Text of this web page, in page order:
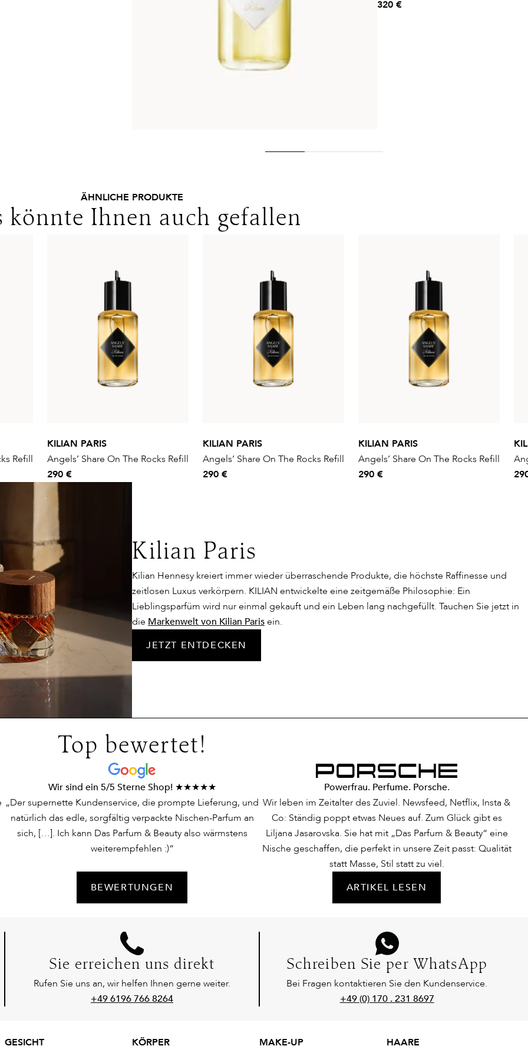
320 €
ÄHNLICHE PRODUKTE
könnte Ihnen auch gefallen
Refill
KILIAN PARIS
Angels’ Share On The Rocks Refill
290 €
KILIAN PARIS
Angels’ Share On The Rocks Refill
290 €
KILIAN PARIS
Angels’ Share On The Rocks Refill
290 €
Kilian Paris
Kilian Hennesy kreiert immer wieder überraschende Produkte, die höchste Raffinesse und
zeitlosen Luxus verkörpern. KILIAN entwickelte eine zeitgemäße Philosophie: Ein
Lieblingsparfüm wird nur einmal gekauft und ein Leben lang nachgefüllt. Tauchen Sie jetzt in
die Markenwelt von Kilian Parisein.
JETZT ENTDECKEN
Top bewertet!
Wir sind ein 5/5 Sterne Shop! ★★★★★
„Der supernette Kundenservice, die prompte Lieferung, und
natürlich das edle, sorgfältig verpackte Nischen-Parfum an
sich, […]. Ich kann Das Parfum & Beauty also wärmstens
weiterempfehlen :)“
BEWERTUNGEN
Powerfrau. Perfume. Porsche.
Wir leben im Zeitalter des Zuviel. Newsfeed, Netflix, Insta &
Co: Ständig poppt etwas Neues auf. Zum Glück gibt es
Liljana Jasarovska. Sie hat mit „Das Parfum & Beauty“ eine
Nische geschaffen, die perfekt in unsere Zeit passt: Qualität
statt Masse, Stil statt zu viel.
ARTIKEL LESEN
Sie erreichen uns direkt
Rufen Sie uns an, wir helfen Ihnen gerne weiter.
+49 6196 766 8264
Schreiben Sie per WhatsApp
Bei Fragen kontaktieren Sie den Kundenservice.
+49 (0) 170 . 231 8697
GESICHT
KÖRPER
MAKE-UP
HAARE